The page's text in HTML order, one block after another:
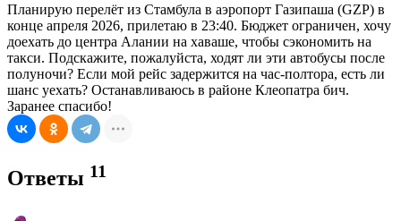
Планирую перелёт из Стамбула в аэропорт Газипаша (GZP) в
конце апреля 2026, прилетаю в 23:40. Бюджет ограничен, хочу
доехать до центра Алании на хаваше, чтобы сэкономить на
такси. Подскажите, пожалуйста, ходят ли эти автобусы после
полуночи? Если мой рейс задержится на час-полтора, есть ли
шанс уехать? Останавливаюсь в районе Клеопатра бич.
Заранее спасибо!
Ответы 11